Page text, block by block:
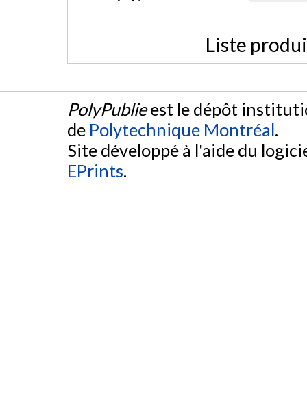
Liste
PolyPublieest le dépôt
de Polytechnique Montréal.
Site développé à l'aide du
EPrints.